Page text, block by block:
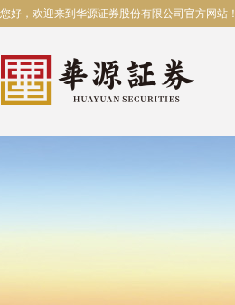
您好，欢迎来到华源证券股份有限公司官方网站！